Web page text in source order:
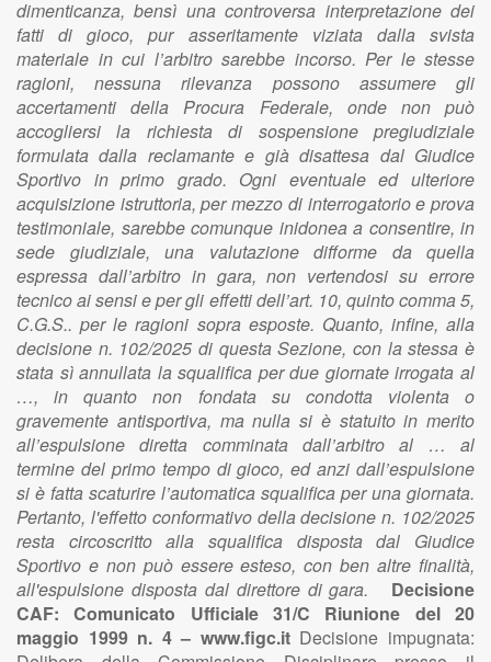
dimenticanza, bensì una controversa interpretazione dei
fatti di gioco, pur asseritamente viziata dalla svista
materiale in cui l’arbitro sarebbe incorso. Per le stesse
ragioni, nessuna rilevanza possono assumere gli
accertamenti della Procura Federale, onde non può
accogliersi la richiesta di sospensione pregiudiziale
formulata dalla reclamante e già disattesa dal Giudice
Sportivo in primo grado. Ogni eventuale ed ulteriore
acquisizione istruttoria, per mezzo di interrogatorio e prova
testimoniale, sarebbe comunque inidonea a consentire, in
sede giudiziale, una valutazione difforme da quella
espressa dall’arbitro in gara, non vertendosi su errore
tecnico ai sensi e per gli effetti dell’art. 10, quinto comma 5,
C.G.S.. per le ragioni sopra esposte. Quanto, infine, alla
decisione n. 102/2025 di questa Sezione, con la stessa è
stata sì annullata la squalifica per due giornate irrogata al
…, in quanto non fondata su condotta violenta o
gravemente antisportiva, ma nulla si è statuito in merito
all’espulsione diretta comminata dall’arbitro al … al
termine del primo tempo di gioco, ed anzi dall’espulsione
si è fatta scaturire l’automatica squalifica per una giornata.
Pertanto, l'effetto conformativo della decisione n. 102/2025
resta circoscritto alla squalifica disposta dal Giudice
Sportivo e non può essere esteso, con ben altre finalità,
all'espulsione disposta dal direttore di gara.
Decisione
CAF: Comunicato Ufficiale 31/C Riunione del 20
maggio 1999 n. 4 – www.figc.itDecisione impugnata: